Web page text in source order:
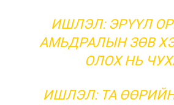
ИШЛЭЛ: ЭРҮҮЛ
АМЬДРАЛЫН ЗӨВ
ОЛОХ НЬ
ИШЛЭЛ: ТА